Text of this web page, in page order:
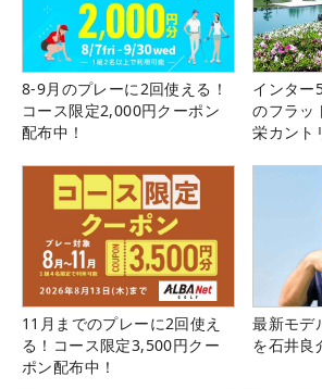
8-9月のプレーに2回使える！
コース限定2,000円クーポン
配布中！
インター
のフラッ
栄カント
11月までのプレーに2回使え
る！コース限定3,500円クー
ポン配布中！
最新モデ
を石井良